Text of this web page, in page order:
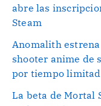
abre las
Steam
Anomalith estrena
shooter anime de
por tiempo
La beta de Mortal